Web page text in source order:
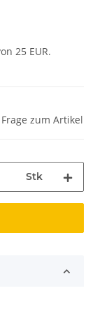
25 EUR.
Frage zum Artikel
Stk